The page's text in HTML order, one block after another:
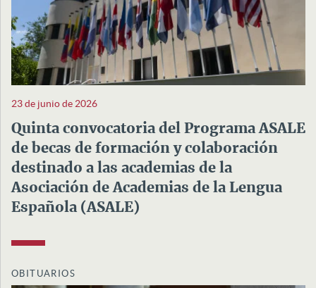
23 de junio de 2026
Quinta convocatoria del Programa ASALE
de becas de formación y colaboración
destinado a las academias de la
Asociación de Academias de la Lengua
Española (ASALE)
OBITUARIOS